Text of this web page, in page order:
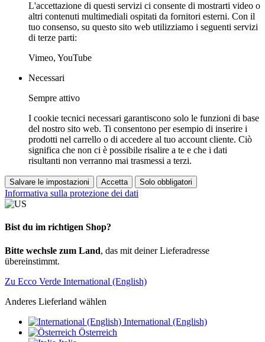
L'accettazione di questi servizi ci consente di mostrarti video o
altri contenuti multimediali ospitati da fornitori esterni. Con il
tuo consenso, su questo sito web utilizziamo i seguenti servizi
di terze parti:
Vimeo, YouTube
Necessari
Sempre attivo
I cookie tecnici necessari garantiscono solo le funzioni di base
del nostro sito web. Ti consentono per esempio di inserire i
prodotti nel carrello o di accedere al tuo account cliente. Ciò
significa che non ci è possibile risalire a te e che i dati
risultanti non verranno mai trasmessi a terzi.
Salvare le impostazioni Accetta Solo obbligatori
Informativa sulla protezione dei dati
Bist du im richtigen Shop?
Bitte wechsle zum Land, das mit deiner Lieferadresse
übereinstimmt.
Zu Ecco Verde International (English)
Anderes Lieferland wählen
International (English)
Österreich